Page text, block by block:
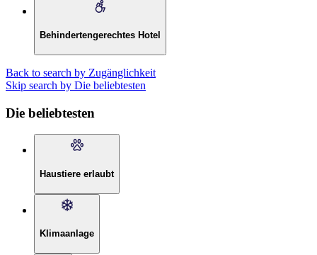
Behindertengerechtes Hotel
Back to search by Zugänglichkeit
Skip search by Die beliebtesten
Die beliebtesten
Haustiere erlaubt
Klimaanlage